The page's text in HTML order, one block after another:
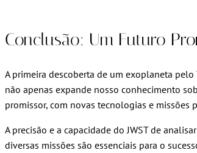
Conclusão: Um Futuro
A primeira descoberta de um exoplaneta
não apenas expande nosso conhecimento
promissor, com novas tecnologias e missões
A precisão e a capacidade do JWST de
diversas missões são essenciais para o